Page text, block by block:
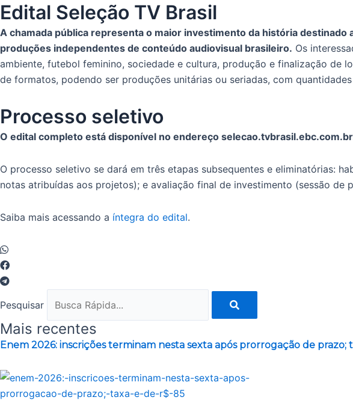
Edital Seleção TV Brasil
A chamada pública representa o maior investimento da história
produções independentes de conteúdo audiovisual brasileiro. Os
ambiente, futebol feminino, sociedade e cultura, produção e finalização de
de formatos, podendo ser produções unitárias ou seriadas, com
Processo seletivo
O edital completo está disponível no endereço
O processo seletivo se dará em três etapas subsequentes e eliminatórias:
notas atribuídas aos projetos); e avaliação final de investimento (sessão
Saiba mais acessando a íntegra do edital.
Pesquisar
Mais recentes
Enem 2026: inscrições terminam nesta sexta após prorrogação de prazo;